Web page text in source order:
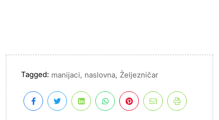
Tagged: manijaci, naslovna, Željezničar